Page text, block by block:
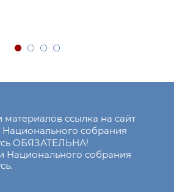
ссылка на сайт
собрания
ОБЯЗАТЕЛЬНА!
Национального собрания